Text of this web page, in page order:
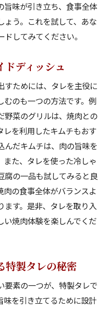
旨味が引き立ち、食事全体
ょう。これを試して、あな
してみてください。
ドディッシュ
すためには、タレを主役に
むのも一つの方法です。例
野菜のグリルは、焼肉との
レを利用したキムチもおす
んだキムチは、肉の旨味を
た、タレを使った冷しゃ
腐の一品も試してみると良
肉の食事全体がバランスよ
ます。是非、タレを取り入
い焼肉体験を楽しんでくだ
特製タレの秘密
要素の一つが、特製タレで
味を引き立てるために設計